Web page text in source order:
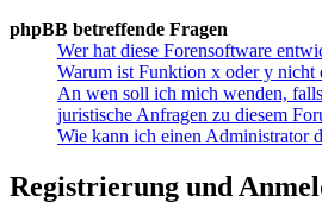
phpBB betreffende Fragen
Wer hat diese Forensoftware
Warum ist Funktion x oder y nicht
An wen soll ich mich wenden,
juristische Anfragen zu diesem
Wie kann ich einen Administrator
Registrierung und